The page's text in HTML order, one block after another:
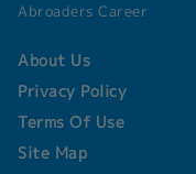
Abroaders Career
About Us
Privacy Policy
Terms Of Use
Site Map